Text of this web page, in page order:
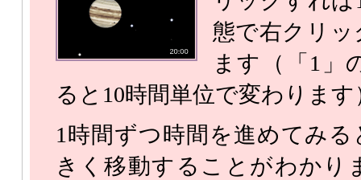
態で右クリッ
ます（「1」
ると10時間単位で変わります
1時間ずつ時間を進めてみ
きく移動することがわかり